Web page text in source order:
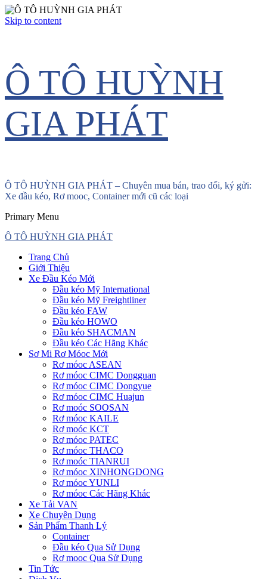
Skip to content
Ô TÔ HUỲNH
GIA PHÁT
Ô TÔ HUỲNH GIA PHÁT – Chuyên mua bán, trao đổi, ký gửi:
Xe đầu kéo, Rơ mooc, Container mới cũ các loại
Primary Menu
Ô TÔ HUỲNH GIA PHÁT
Trang Chủ
Giới Thiệu
Xe Đầu Kéo Mới
Đầu kéo Mỹ International
Đầu kéo Mỹ Freightliner
Đầu kéo FAW
Đầu kéo HOWO
Đầu kéo SHACMAN
Đầu kéo Các Hãng Khác
Sơ Mi Rơ Móoc Mới
Rơ móoc ASEAN
Rơ móoc CIMC Dongguan
Rơ móoc CIMC Dongyue
Rơ móoc CIMC Huajun
Rơ moóc SOOSAN
Rơ móoc KAILE
Rơ moóc KCT
Rơ móoc PATEC
Rơ móoc THACO
Rơ moóc TIANRUI
Rơ móoc XINHONGDONG
Rơ móoc YUNLI
Rơ móoc Các Hãng Khác
Xe Tải VAN
Xe Chuyên Dụng
Sản Phẩm Thanh Lý
Container
Đầu kéo Qua Sử Dụng
Rơ mooc Qua Sử Dụng
Tin Tức